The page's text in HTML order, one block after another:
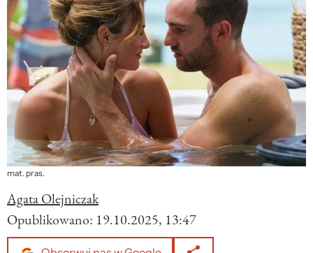
mat. pras.
Agata Olejniczak
Opublikowano: 19.10.2025, 13:47